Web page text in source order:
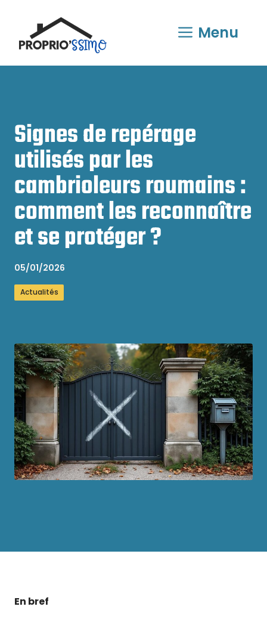
contenu
Menu
Signes de repérage
utilisés par les
cambrioleurs roumains :
comment les reconnaître
et se protéger ?
05/01/2026
Actualités
En bref